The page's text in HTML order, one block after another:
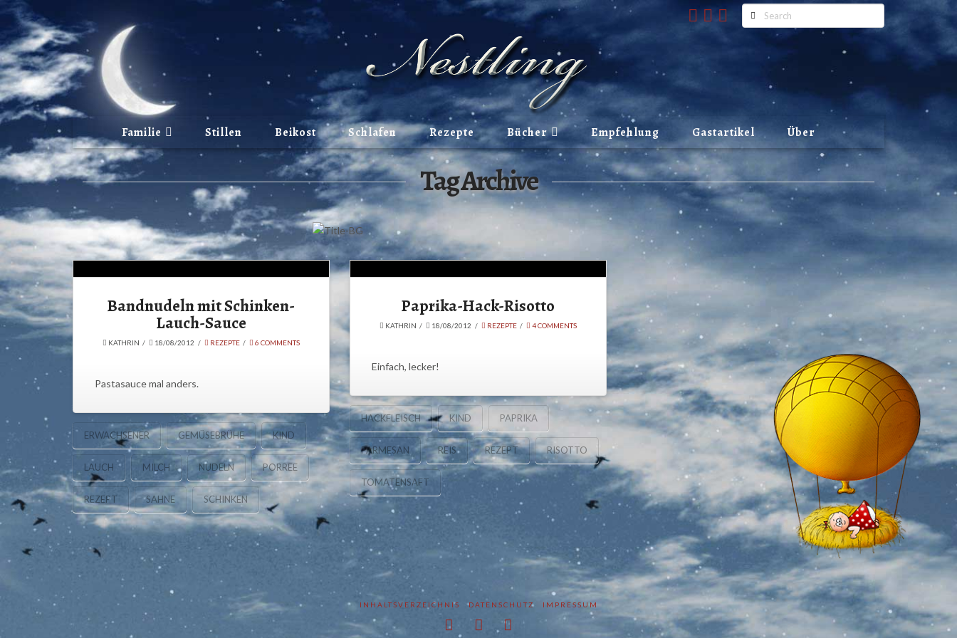
Search
Familie Stillen Beikost Schlafen Rezepte Bücher Empfehlung Gastartikel Über
Tag Archive
Bandnudeln mit Schinken-
Lauch-Sauce
KATHRIN 18/08/2012 REZEPTE 6 COMMENTS
Pastasauce mal anders.
ERWACHSENER GEMÜSEBRÜHE KIND
LAUCH MILCH NUDELN PORREE
REZEPT SAHNE SCHINKEN
Paprika-Hack-Risotto
KATHRIN 18/08/2012 REZEPTE 4 COMMENTS
Einfach, lecker!
HACKFLEISCH KIND PAPRIKA
PARMESAN REIS REZEPT RISOTTO
TOMATENSAFT
INHALTSVERZEICHNIS DATENSCHUTZ IMPRESSUM